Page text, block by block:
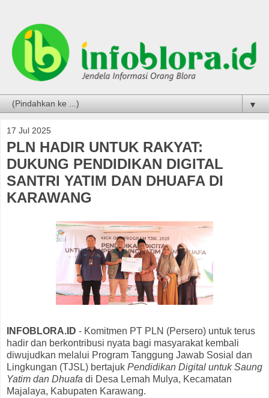
▼
17 Jul 2025
PLN HADIR UNTUK RAKYAT:
DUKUNG PENDIDIKAN DIGITAL
SANTRI YATIM DAN DHUAFA DI
KARAWANG
INFOBLORA.ID - Komitmen PT PLN (Persero) untuk terus
hadir dan berkontribusi nyata bagi masyarakat kembali
diwujudkan melalui Program Tanggung Jawab Sosial dan
Lingkungan (TJSL) bertajuk Pendidikan Digital untuk Saung
Yatim dan Dhuafa di Desa Lemah Mulya, Kecamatan
Majalaya, Kabupaten Karawang.